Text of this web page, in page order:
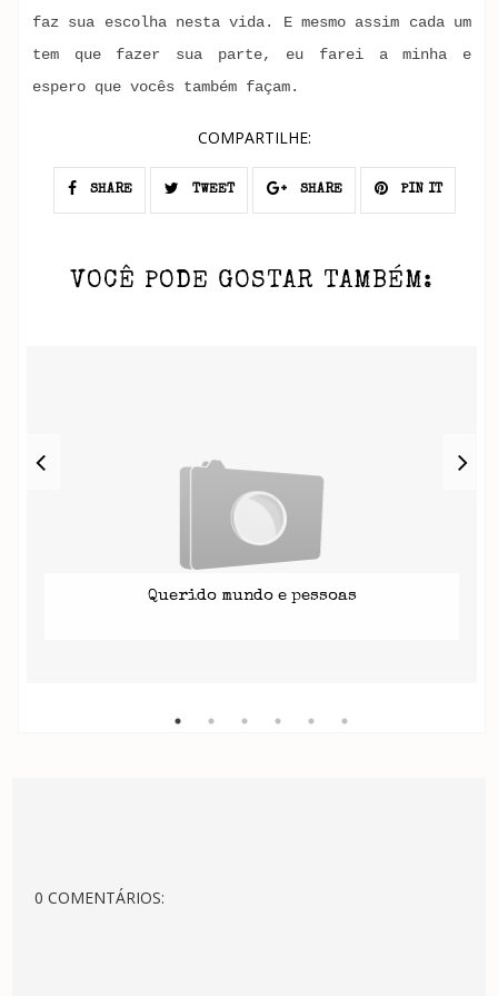
faz sua escolha nesta vida. E mesmo assim cada um
tem que fazer sua parte, eu farei a minha e
espero que vocês também façam.
COMPARTILHE:
SHARE TWEET SHARE PIN IT
VOCÊ PODE GOSTAR TAMBÉM:
Querido mundo e pessoas
0 COMENTÁRIOS: